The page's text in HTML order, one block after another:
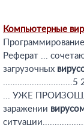
Компьютерные
Реферат ...
загрузочных
.............................5
... УЖЕ
заражении